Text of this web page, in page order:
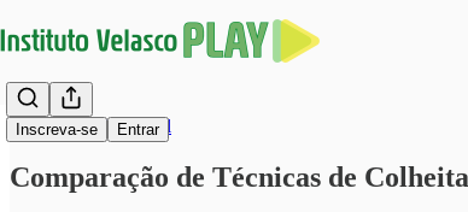
Inscreva-se Entrar
Harmonização Facial
Comparação de Técnicas de